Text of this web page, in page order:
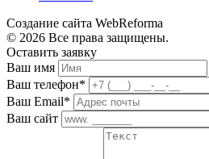
Создание сайта WebReforma
© 2026 Все права защищены.
Оставить заявку
Ваш имя
Ваш телефон*
Ваш Email*
Ваш сайт